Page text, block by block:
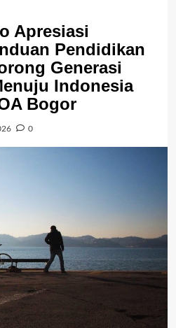
Apresiasi
Pendidikan
Generasi
Indonesia
Bogor
0